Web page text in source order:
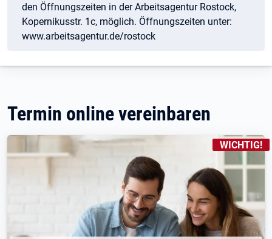
den Öffnungszeiten in der Arbeitsagentur Rostock,
Kopernikusstr. 1c, möglich. Öffnungszeiten unter:
www.arbeitsagentur.de/rostock
Termin online vereinbaren
WICHTIG!